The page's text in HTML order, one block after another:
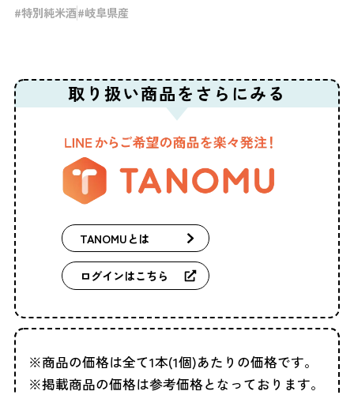
特別純米酒 岐阜県産
取り扱い商品をさらにみる
TANOMUとは
ログインはこちら
商品の価格は全て1本(1個)あたりの価格です。
掲載商品の価格は参考価格となっております。